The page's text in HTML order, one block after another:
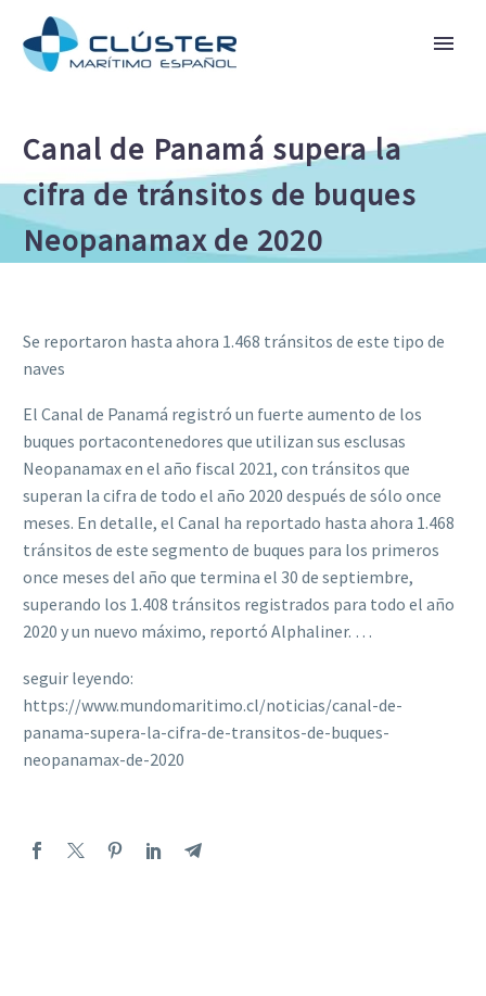
Canal de Panamá supera la
cifra de tránsitos de buques
Neopanamax de 2020
Se reportaron hasta ahora 1.468 tránsitos de este tipo de
naves
El Canal de Panamá registró un fuerte aumento de los
buques portacontenedores que utilizan sus esclusas
Neopanamax en el año fiscal 2021, con tránsitos que
superan la cifra de todo el año 2020 después de sólo once
meses. En detalle, el Canal ha reportado hasta ahora 1.468
tránsitos de este segmento de buques para los primeros
once meses del año que termina el 30 de septiembre,
superando los 1.408 tránsitos registrados para todo el año
2020 y un nuevo máximo, reportó Alphaliner. …
seguir leyendo:
https://www.mundomaritimo.cl/noticias/canal-de-
panama-supera-la-cifra-de-transitos-de-buques-
neopanamax-de-2020